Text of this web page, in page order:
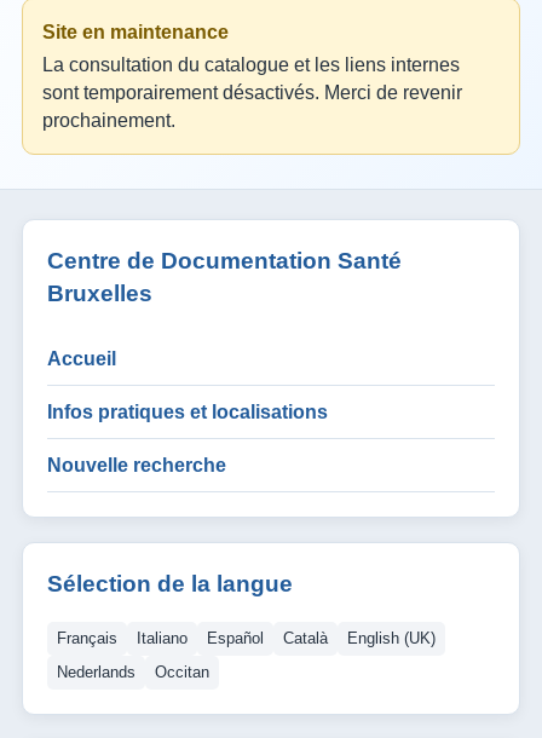
Site en maintenance
La consultation du catalogue et les liens internes
sont temporairement désactivés. Merci de revenir
prochainement.
Centre de Documentation Santé
Bruxelles
Accueil
Infos pratiques et localisations
Nouvelle recherche
Sélection de la langue
Français Italiano Español Català
English (UK)
Nederlands
Occitan